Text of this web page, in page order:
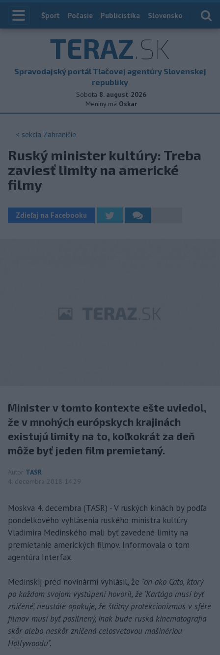
Index
Šport Počasie Publicistika Slovensko
TERAZ.SK
Spravodajský portál Tlačovej agentúry Slovenskej
republiky
Sobota 8. august 2026
Meniny má Oskar
< sekcia Zahraničie
Ruský minister kultúry: Treba
zaviesť limity na americké
filmy
Zdieľaj na Facebooku
Minister v tomto kontexte ešte uviedol,
že v mnohých európskych krajinách
existujú limity na to, koľkokrát za deň
môže byť jeden film premietaný.
Autor TASR
4. decembra 2018 14:29
Moskva 4. decembra (TASR) - V ruských kinách by podľa
pondelkového vyhlásenia ruského ministra kultúry
Vladimira Medinského mali byť zavedené limity na
premietanie amerických filmov. Informovala o tom
agentúra Interfax.
Medinskij pred novinármi vyhlásil, že "on ako Cato, ktorý
po každom svojom vystúpení hovoril, že 'Kartágo musí byť
zničené', neustále opakuje, že štátny protekcionizmus v sfére
filmov musí byť posilnený, inak bude ruská kinematografia
skôr alebo neskôr zničená celosvetovou mašinériou
Hollywoodu".